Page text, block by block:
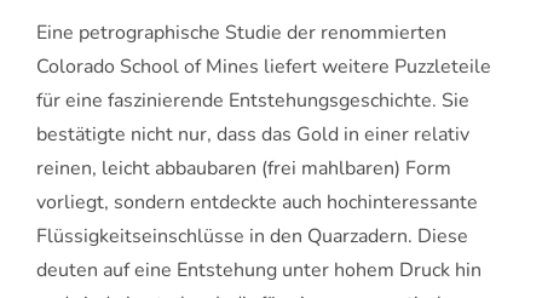
Eine petrographische Studie der renommierten
Colorado School of Mines liefert weitere Puzzleteile
für eine faszinierende Entstehungsgeschichte. Sie
bestätigte nicht nur, dass das Gold in einer relativ
reinen, leicht abbaubaren (frei mahlbaren) Form
vorliegt, sondern entdeckte auch hochinteressante
Flüssigkeitseinschlüsse in den Quarzadern. Diese
deuten auf eine Entstehung unter hohem Druck hin